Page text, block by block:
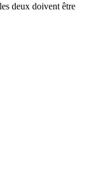
deux doivent être